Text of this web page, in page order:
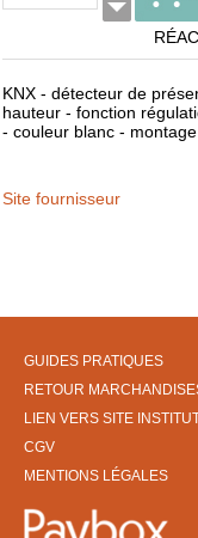
KNX - détecteur de
hauteur - fonction
- couleur blanc -
Site fournisseur
GUIDES PRATIQUES
RETOUR
LIEN VERS SITE
CGV
MENTIONS LÉGALES